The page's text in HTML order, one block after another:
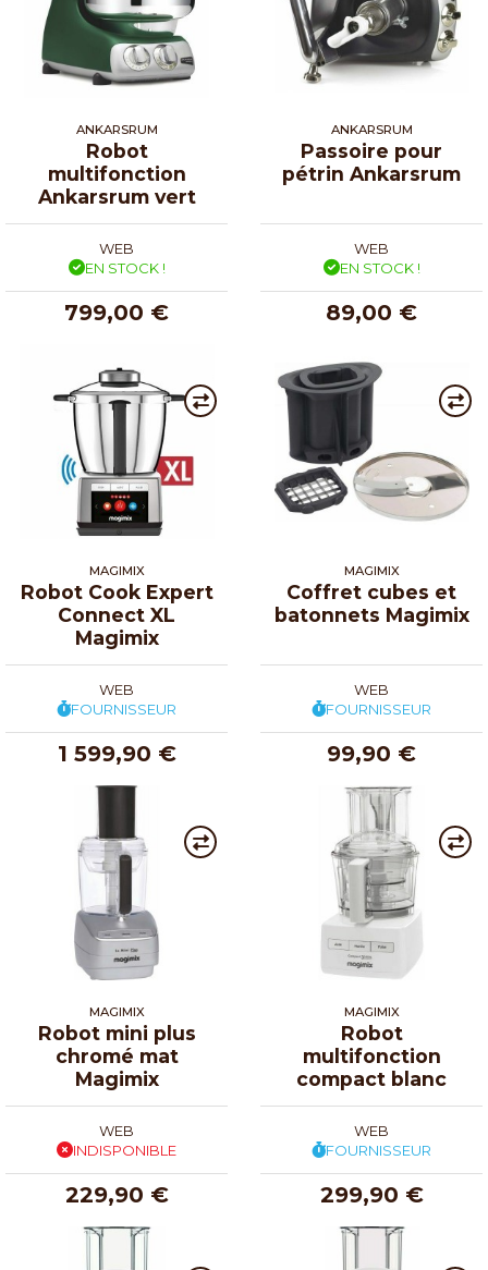
ANKARSRUM
Robot
multifonction
Ankarsrum vert
WEB
EN STOCK !
799,00 €
ANKARSRUM
Passoire pour
pétrin Ankarsrum
WEB
EN STOCK !
89,00 €
MAGIMIX
Robot Cook Expert
Connect XL
Magimix
WEB
FOURNISSEUR
1 599,90 €
MAGIMIX
Coffret cubes et
batonnets Magimix
WEB
FOURNISSEUR
99,90 €
MAGIMIX
Robot mini plus
chromé mat
Magimix
WEB
INDISPONIBLE
229,90 €
MAGIMIX
Robot
multifonction
compact blanc
WEB
FOURNISSEUR
299,90 €